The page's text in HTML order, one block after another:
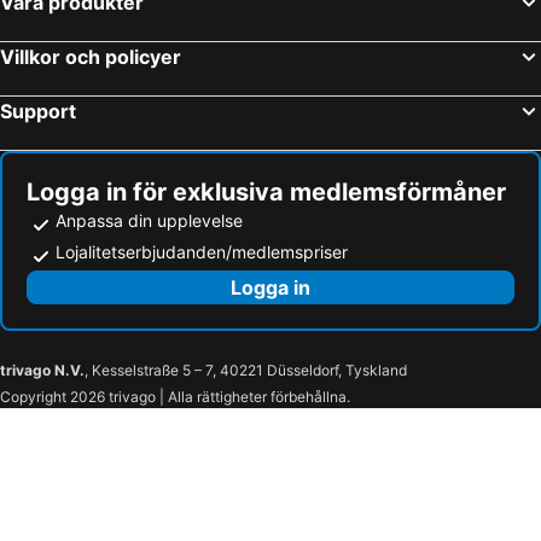
Munchen, Bayern Hotell
Flensburg, Schleswig-Holstein Hotell
Burg, Schleswig-Holstein Hotell
Villkor och policyer
Support
Logga in för exklusiva medlemsförmåner
Anpassa din upplevelse
Lojalitetserbjudanden/medlemspriser
Logga in
trivago N.V., Kesselstraße 5 – 7, 40221 Düsseldorf, Tyskland
Copyright 2026 trivago | Alla rättigheter förbehållna.